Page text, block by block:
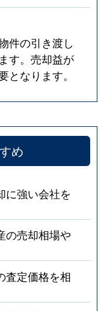
件の引き渡し
す。売却益が
となります。
め
に強い会社を
の売却相場や
査定価格を相